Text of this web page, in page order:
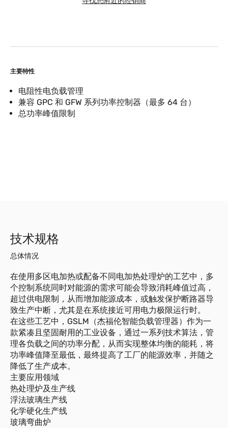
主要特性
电阻性电负载管理
兼容 GPC 和 GFW 系列功率控制器（最多 64 台）
总功率峰值限制
技术规格
总体情况
在使用多区电加热或配备不同电加热处理炉的工艺中，多
个控制系统同时对能源的需求可能会导致消耗峰值过高，
超过供电限制，从而增加能源成本，或触发保护断路器导
致生产中断，尤其是在系统接近可用电力极限运行时。
在这些工艺中，GSLM（杰福伦智能负载管理器）作为一
款紧凑且坚固耐用的工业设备，通过一系列技术算法，管
理各负载之间的功率分配，从而实现整体均衡的能耗，将
功率峰值降至最低，最终提高了工厂的能源效率，并随之
降低了生产成本。
主要应用领域
热处理炉及生产线
浮法玻璃生产线
化学硬化生产线
玻璃弯曲炉